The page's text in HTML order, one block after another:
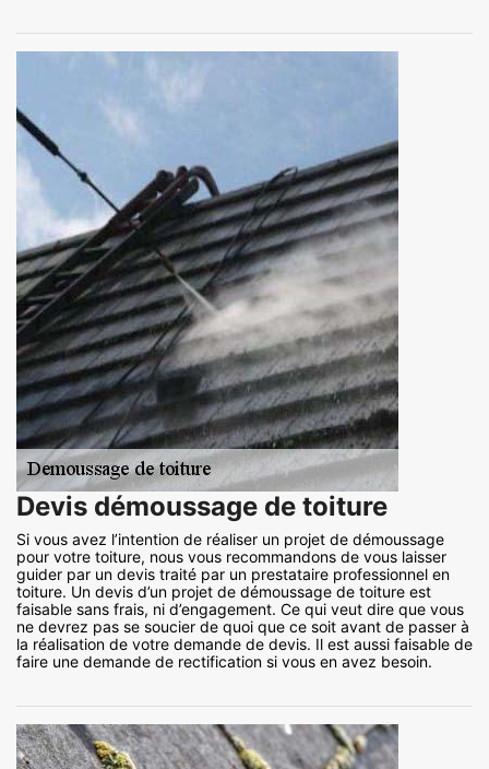
Devis démoussage de toiture
Si vous avez l’intention de réaliser un projet de démoussage
pour votre toiture, nous vous recommandons de vous laisser
guider par un devis traité par un prestataire professionnel en
toiture. Un devis d’un projet de démoussage de toiture est
faisable sans frais, ni d’engagement. Ce qui veut dire que vous
ne devrez pas se soucier de quoi que ce soit avant de passer à
la réalisation de votre demande de devis. Il est aussi faisable de
faire une demande de rectification si vous en avez besoin.